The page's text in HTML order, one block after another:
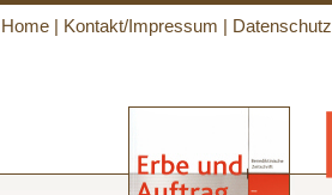
Home| Kontakt/Impressum Datenschutz